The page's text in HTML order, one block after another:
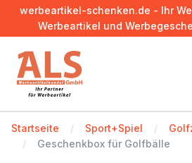
werbeartikel-schenken.de - Ihr
Werbeartikel und
Startseite Sport+Spiel
Geschenkbox für Golfbälle